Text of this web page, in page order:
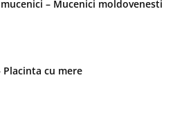
– Mucenici moldovenesti
Placinta cu mere